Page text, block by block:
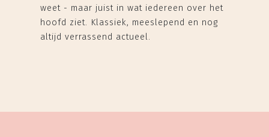
weet - maar juist in wat iedereen over het
hoofd ziet. Klassiek, meeslepend en nog
altijd verrassend actueel.